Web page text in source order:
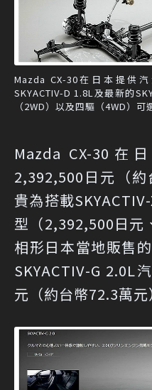
Mazda CX-30在日本提供汽
SKYACTIV-D 1.8L及最新的
（2WD）以及四驅（4WD）
Mazda CX-30在
2,392,500日元（
貴為搭載
型（2,392,500日元
相形日本當地販售
SKYACTIV-G 2.0L
元（約台幣72.3萬